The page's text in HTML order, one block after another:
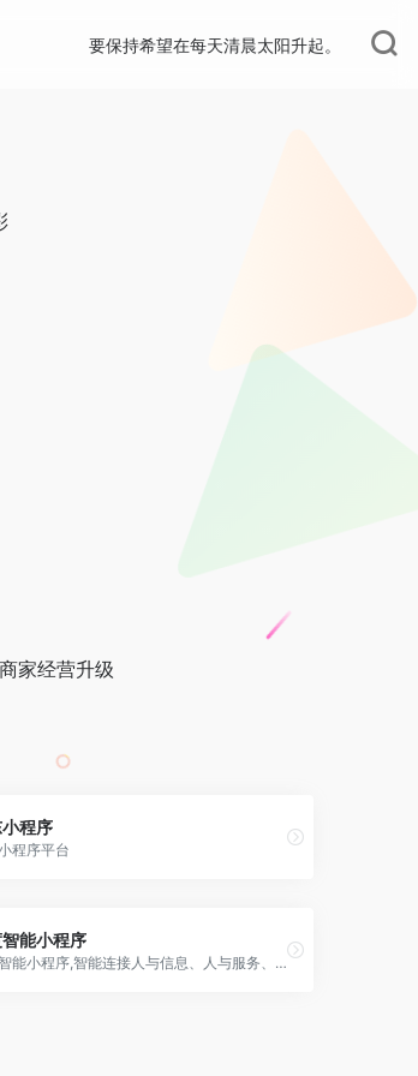
要保持希望在每天清晨太阳升起。
家经营升级
程序
程序平台
能小程序
百度智能小程序,智能连接人与信息、人与服务、人与万物的开放生态